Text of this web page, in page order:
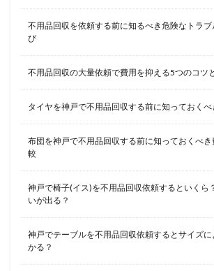
不用品回収を依頼する前に知るべき危険なトラ
び
不用品回収の大量依頼で費用を抑える5つのコツ
タイヤを神戸で不用品回収する前に知っておく
布団を神戸で不用品回収する前に知っておくべ
較
神戸で椅子(イス)を不用品回収依頼するといくら
いが出る？
神戸でテーブルを不用品回収依頼するとサイズ
かる？